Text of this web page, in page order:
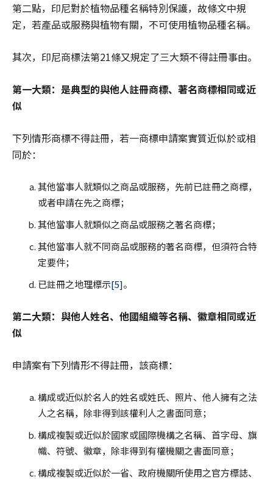
第二點，印尼對於植物品種名稱特別保護，故條文中規
定，若產品或服務與植物有關，不可使用植物品種名稱。
其次，印尼商標法第21條又規定了三大類不得註冊事由。
第一大類：是典型的與他人註冊商標、著名商標相同或近
似
下列情形商標不得註冊，若一商標申請案實質近似於或相
同於：
其他當事人就類似之商品或服務，先前已註冊之商標，
或者申請在先之商標；
其他當事人就類似之商品或服務之著名商標；
其他當事人就不同商品或服務的著名商標，但須符合特
定要件；
已註冊之地理標示[5]。
第二大類：與他人姓名、他國組織等名稱、徽章相同或近
似
申請案有下列情形不得註冊，該商標：
構成或近似於名人的姓名或姓氏、照片、他人擁有之法
人之名稱，除非得到該權利人之書面同意；
構成複製或近似於國家或國際機構之名稱、首字母、旗
幟、符號、徽章，除非得到有權機關之書面同意；
構成複製或近似於一省、政府機關所使用之官方標誌、